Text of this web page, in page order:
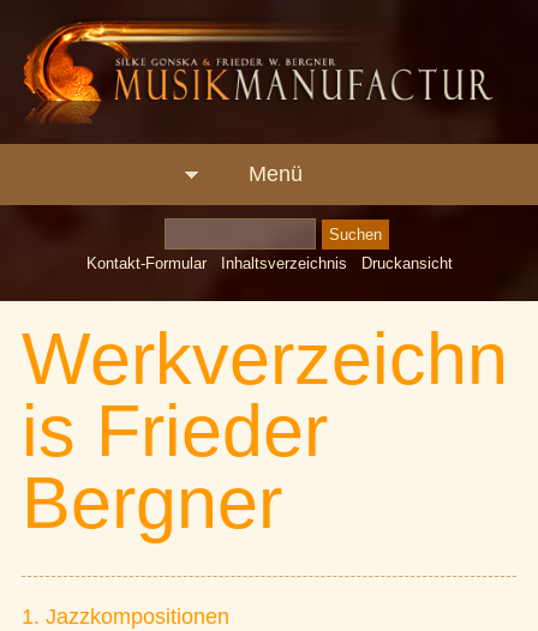
Menü
Kontakt-Formular Inhaltsverzeichnis Druckansicht
Werkverzeichn
is Frieder
Bergner
1. Jazzkompositionen